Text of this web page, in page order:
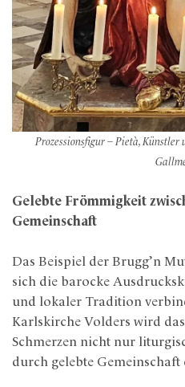
Prozessionsfigur – Pietà,
Gelebte Frömmigkeit
Gemeinschaft
Das Beispiel der Brugg’n
sich die barocke
und lokaler Tradition
Karlskirche Volders wird
Schmerzen nicht nur
durch gelebte